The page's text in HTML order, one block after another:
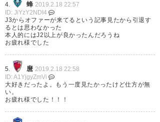
— マイマイ (maimai39mk)
2019, 2月 18
そっか、満足行くチームから声
掛からなかったのか… セレモニ
ーは大剛の意向でやんないの
4. 蜂 2019.2.18 22:57
ID: JiYzY2NDI4
J3からオファーが来てるという記事見たから引退す
るとは思わなかった
本人的にはJ2以上が良かったんだろうね
お疲れ様でした
5. 麿 2019.2.18 22:58
ID: A1YjgyZmVi
大好きだったよ。もう一度見たかったけど仕方が無
い。
お疲れ様でした！！！